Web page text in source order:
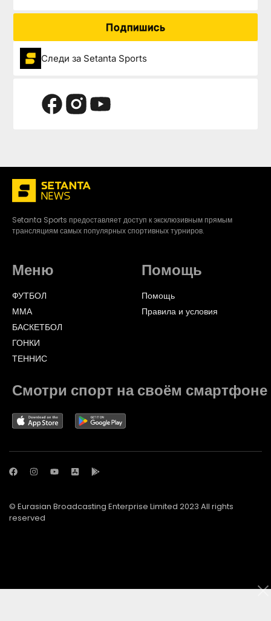
Подпишись
Следи за Setanta Sports
Setanta Sports предоставляет доступ к эксклюзивным прямым
трансляциям самых популярных спортивных турниров.
Меню
ФУТБОЛ
ММА
БАСКЕТБОЛ
ГОНКИ
ТЕННИС
Помощь
Помощь
Правила и условия
Смотри спорт на своём смартфоне
© Eurasian Broadcasting Enterprise Limited 2023 All rights
reserved